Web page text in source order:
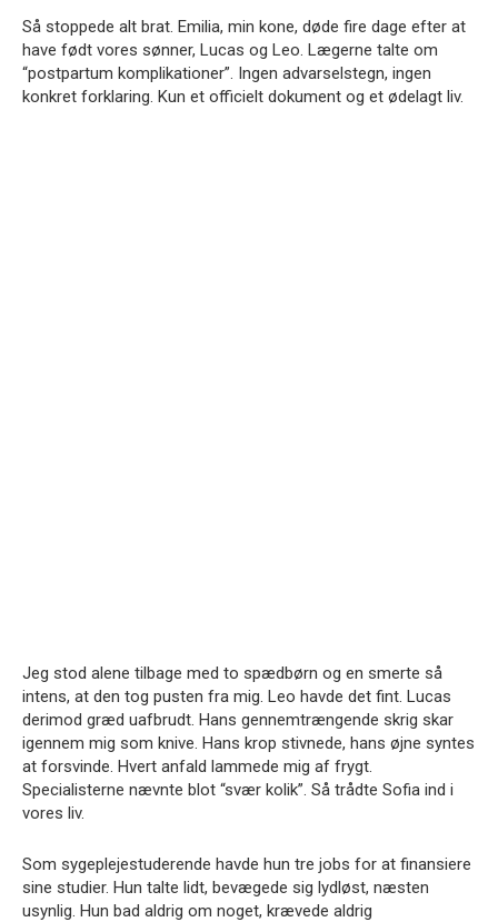
Så stoppede alt brat. Emilia, min kone, døde fire dage efter at
have født vores sønner, Lucas og Leo. Lægerne talte om
“postpartum komplikationer”. Ingen advarselstegn, ingen
konkret forklaring. Kun et officielt dokument og et ødelagt liv.
Jeg stod alene tilbage med to spædbørn og en smerte så
intens, at den tog pusten fra mig. Leo havde det fint. Lucas
derimod græd uafbrudt. Hans gennemtrængende skrig skar
igennem mig som knive. Hans krop stivnede, hans øjne syntes
at forsvinde. Hvert anfald lammede mig af frygt.
Specialisterne nævnte blot “svær kolik”. Så trådte Sofia ind i
vores liv.
Som sygeplejestuderende havde hun tre jobs for at finansiere
sine studier. Hun talte lidt, bevægede sig lydløst, næsten
usynlig. Hun bad aldrig om noget, krævede aldrig